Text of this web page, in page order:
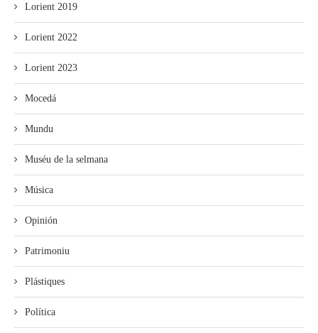
Lorient 2019
Lorient 2022
Lorient 2023
Mocedá
Mundu
Muséu de la selmana
Música
Opinión
Patrimoniu
Plástiques
Política